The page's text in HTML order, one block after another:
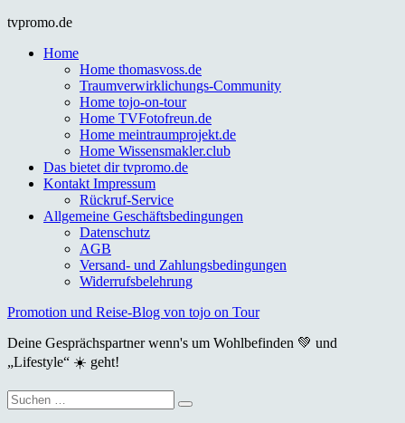
Skip
content
tvpromo.de
Home
Home thomasvoss.de
Traumverwirklichungs-Community
Home tojo-on-tour
Home TVFotofreun.de
Home meintraumprojekt.de
Home Wissensmakler.club
Das bietet dir tvpromo.de
Kontakt Impressum
Rückruf-Service
Allgemeine Geschäftsbedingungen
Datenschutz
AGB
Versand- und Zahlungsbedingungen
Widerrufsbelehrung
Promotion und Reise-Blog von tojo on Tour
Deine Gesprächspartner wenn's um Wohlbefinden 💚 und
„Lifestyle“ ☀️ geht!
Suche
nach: